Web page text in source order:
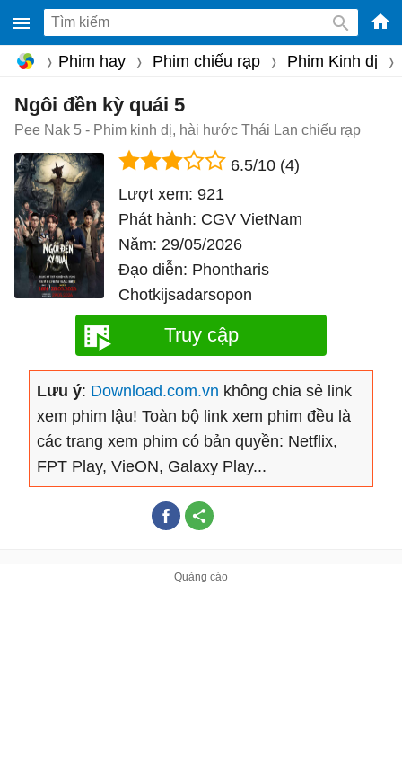
-
Phim hay Phim chiếu rạp Phim Kinh dị
Ngôi đền kỳ quái 5
Pee Nak 5 - Phim kinh dị, hài hước Thái Lan chiếu rạp
6.5/10 (4)
Lượt xem: 921
Phát hành: CGV VietNam
Năm: 29/05/2026
Đạo diễn: Phontharis
Chotkijsadarsopon
Truy cập
Lưu ý: Download.com.vn không chia sẻ link
xem phim lậu! Toàn bộ link xem phim đều là
các trang xem phim có bản quyền: Netflix,
FPT Play, VieON, Galaxy Play...